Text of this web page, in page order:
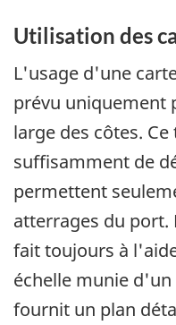
Utilisation des
L'usage d'une
prévu uniquement
large des côtes.
suffisamment de
permettent
atterrages du
fait toujours à
échelle munie
fournit un plan